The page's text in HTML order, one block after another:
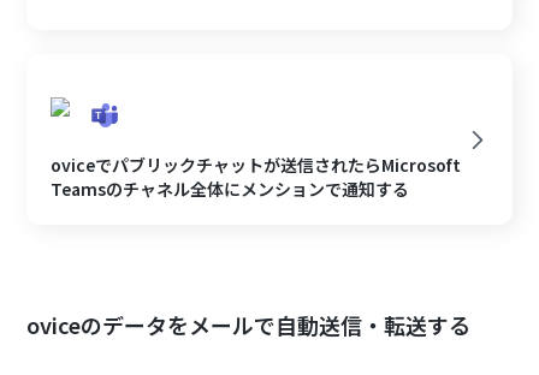
oviceでパブリックチャットが送信されたらMicrosoft
Teamsのチャネル全体にメンションで通知する
oviceのデータをメールで自動送信・転送する